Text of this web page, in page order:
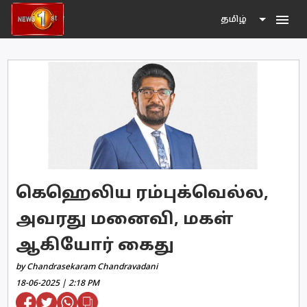
தமிழ் menu
கெஹெலிய ரம்புக்வெல்ல,
அவரது மனைவி, மகள்
ஆகியோர் கைது
by Chandrasekaram Chandravadani
18-06-2025 | 2:18 PM